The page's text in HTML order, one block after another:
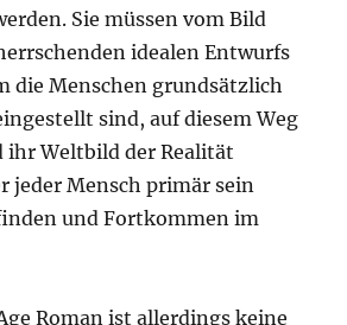
Sie müssen vom Bild
idealen Entwurfs
die Menschen grundsätzlich
sind, auf diesem Weg
ihr Weltbild der Realität
jeder Mensch primär sein
und Fortkommen im
Roman ist allerdings keine